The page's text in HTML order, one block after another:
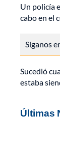
Un policía
cabo en el
Síganos
Sucedió
estaba
Últimas